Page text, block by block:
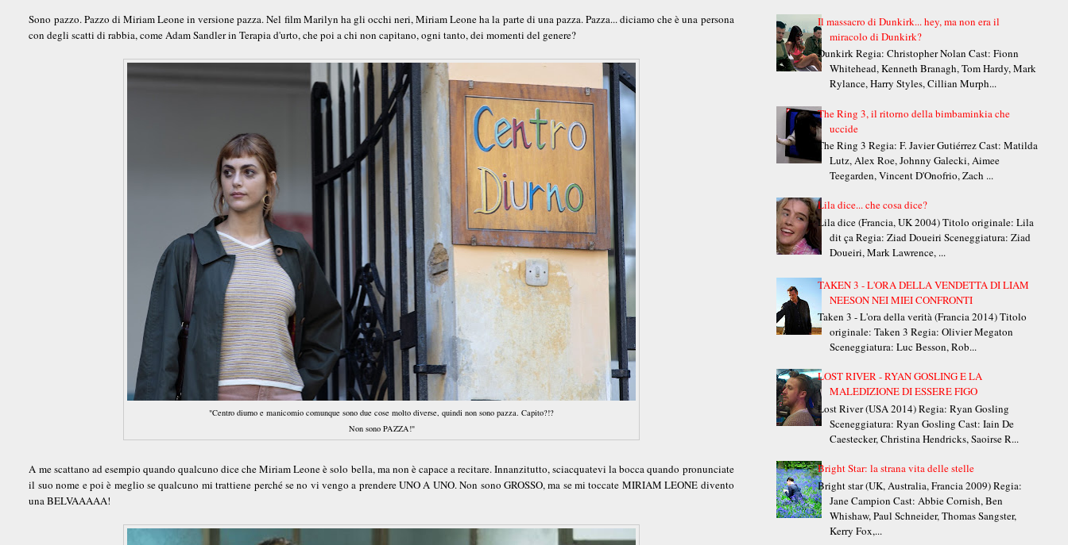
Sono pazzo. Pazzo di Miriam Leone in versione pazza. Nel film Marilyn ha gli occhi neri, Miriam Leone ha la parte di una pazza. Pazza... diciamo che è una persona
con degli scatti di rabbia, come Adam Sandler in Terapia d'urto, che poi a chi non capitano, ogni tanto, dei momenti del genere?
"Centro diurno e manicomio comunque sono due cose molto diverse, quindi non sono pazza. Capito?!?
Non sono PAZZA!"
A me scattano ad esempio quando qualcuno dice che Miriam Leone è solo bella, ma non è capace a recitare. Innanzitutto, sciacquatevi la bocca quando pronunciate
il suo nome e poi è meglio se qualcuno mi trattiene perché se no vi vengo a prendere UNO A UNO. Non sono GROSSO, ma se mi toccate MIRIAM LEONE divento
una BELVAAAAA!
Il massacro di Dunkirk... hey, ma non era il
miracolo di Dunkirk?
Dunkirk Regia: Christopher Nolan Cast: Fionn
Whitehead, Kenneth Branagh, Tom Hardy, Mark
Rylance, Harry Styles, Cillian Murph...
The Ring 3, il ritorno della bimbaminkia che
uccide
The Ring 3 Regia: F. Javier Gutiérrez Cast: Matilda
Lutz, Alex Roe, Johnny Galecki, Aimee
Teegarden, Vincent D'Onofrio, Zach ...
Lila dice... che cosa dice?
Lila dice (Francia, UK 2004) Titolo originale: Lila
dit ça Regia: Ziad Doueiri Sceneggiatura: Ziad
Doueiri, Mark Lawrence, ...
TAKEN 3 - L'ORA DELLA VENDETTA DI LIAM
NEESON NEI MIEI CONFRONTI
Taken 3 - L'ora della verità (Francia 2014) Titolo
originale: Taken 3 Regia: Olivier Megaton
Sceneggiatura: Luc Besson, Rob...
LOST RIVER - RYAN GOSLING E LA
MALEDIZIONE DI ESSERE FIGO
Lost River (USA 2014) Regia: Ryan Gosling
Sceneggiatura: Ryan Gosling Cast: Iain De
Caestecker, Christina Hendricks, Saoirse R...
Bright Star: la strana vita delle stelle
Bright star (UK, Australia, Francia 2009) Regia:
Jane Campion Cast: Abbie Cornish, Ben
Whishaw, Paul Schneider, Thomas Sangster,
Kerry Fox,...